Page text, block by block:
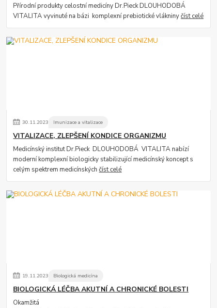
Přírodní produkty celostní medicíny Dr.Pieck DLOUHODOBÁ
VITALITA vyvinuté na bázi komplexní prebiotické vlákninyčíst celé
30.11.2023 Imunizace a vitalizace
VITALIZACE, ZLEPŠENÍ KONDICE ORGANIZMU
Medicínský institut Dr.Pieck DLOUHODOBÁ VITALITA nabízí
moderní komplexní biologicky stabilizující medicínský koncept s
celým spektrem medicínskýchčíst celé
19.11.2023 Biologická medicína
BIOLOGICKÁ LÉČBA AKUTNÍ A CHRONICKÉ BOLESTI
Okamžitá